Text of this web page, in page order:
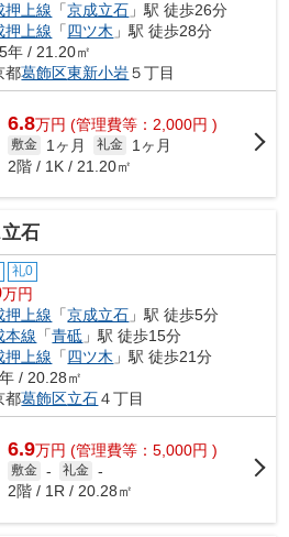
押上線 「京成立石 」駅 徒歩26分
押上線 「四ツ木 」駅 徒歩28分
年 / 21.20㎡
都葛飾区東新小岩５丁目
6.8万円 (管理費等：2,000円 )
敷金 1ヶ月 礼金
1ヶ月
2階 / 1K / 21.20㎡
石
礼0
万円
押上線 「京成立石 」駅 徒歩5分
本線 「青砥 」駅 徒歩15分
押上線 「四ツ木 」駅 徒歩21分
/ 20.28㎡
都葛飾区立石４丁目
6.9万円 (管理費等：5,000円 )
敷金 - 礼金 -
2階 / 1R / 20.28㎡